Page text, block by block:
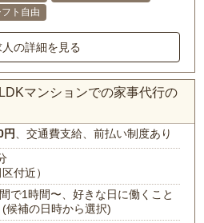
フト自由
人の詳細を見る
マンションでの家事代行の
円 、交通費支給、前払い制度あり
付近）
で1時間〜、好きな日に働くこと
候補の日時から選択)